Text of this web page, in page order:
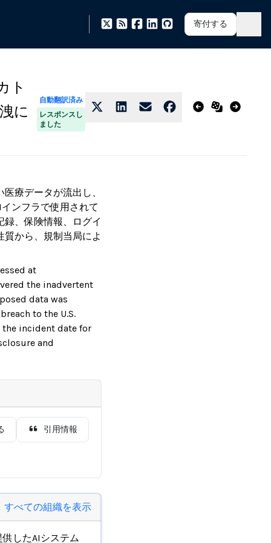
寄付する
ト
に
自動翻訳済み
レスポンスし
ました
療データが流出し、
ンフラで使用されて
、保険情報、ログイ
から、規制当局によ
at
the inadvertent
data was
to the U.S.
the incident date for
and
引用情報
すべての組織を表示
したAIシステム